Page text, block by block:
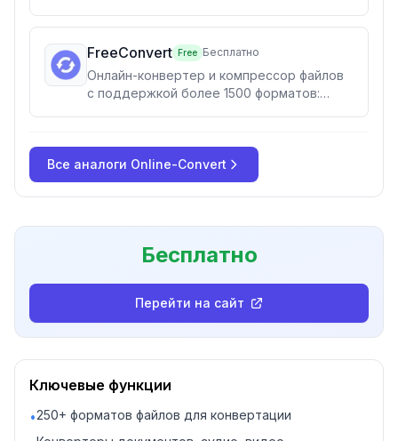
CAD и архивы. Конвертирует без
регистрации, письмом или прямо из
облачного хранилища.
FreeConvert Free Бесплатно
Онлайн-конвертер и компрессор файлов
с поддержкой более 1500 форматов:
установки. Расширенные настройки
конвертации и сжатие — для
повседневных задач и разработчиков
через API.
Все аналоги Online-Convert
Бесплатно
Перейти на сайт
Ключевые функции
•250+ форматов файлов для конвертации